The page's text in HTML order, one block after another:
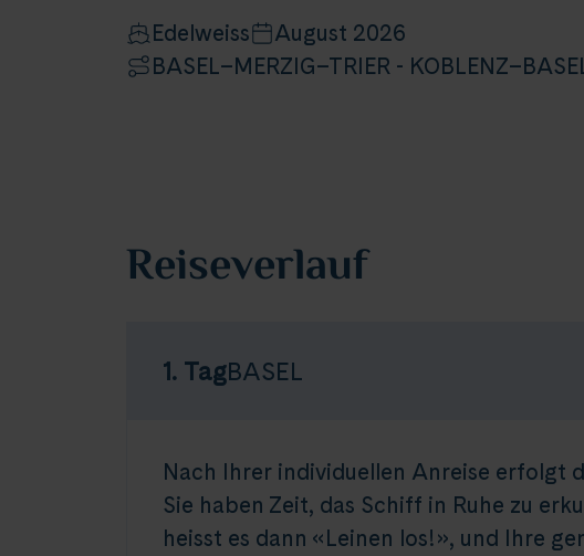
Edelweiss
August 2026
BASEL–MERZIG–TRIER -
Reiseverlauf
1. TagBASEL
Nach Ihrer individuellen Anreise erfolgt
Sie haben Zeit, das Schiff in Ruhe zu
heisst es dann «Leinen los!», und Ihre